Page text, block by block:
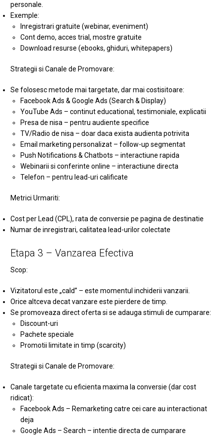
personale.
Exemple:
Inregistrari gratuite (webinar, eveniment)
Cont demo, acces trial, mostre gratuite
Download resurse (ebooks, ghiduri, whitepapers)
Strategii si Canale de Promovare:
Se folosesc metode mai targetate, dar mai costisitoare:
Facebook Ads & Google Ads (Search & Display)
YouTube Ads – continut educational, testimoniale, explicatii
Presa de nisa – pentru audiente specifice
TV/Radio de nisa – doar daca exista audienta potrivita
Email marketing personalizat – follow-up segmentat
Push Notifications & Chatbots – interactiune rapida
Webinarii si conferinte online – interactiune directa
Telefon – pentru lead-uri calificate
Metrici Urmariti:
Cost per Lead (CPL), rata de conversie pe pagina de destinatie
Numar de inregistrari, calitatea lead-urilor colectate
Etapa 3 – Vanzarea Efectiva
Scop:
Vizitatorul este „cald” – este momentul inchiderii vanzarii.
Orice altceva decat vanzare este pierdere de timp.
Se promoveaza direct oferta si se adauga stimuli de cumparare:
Discount-uri
Pachete speciale
Promotii limitate in timp (scarcity)
Strategii si Canale de Promovare:
Canale targetate cu eficienta maxima la conversie (dar cost
ridicat):
Facebook Ads – Remarketing catre cei care au interactionat
deja
Google Ads – Search – intentie directa de cumparare